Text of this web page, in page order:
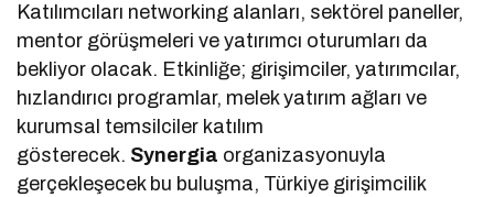
Katılımcıları networking alanları, sektörel paneller,
mentor görüşmeleri ve yatırımcı oturumları da
bekliyor olacak. Etkinliğe; girişimciler, yatırımcılar,
hızlandırıcı programlar, melek yatırım ağları ve
kurumsal temsilciler katılım
gösterecek. Synergia organizasyonuyla
gerçekleşecek bu buluşma, Türkiye girişimcilik